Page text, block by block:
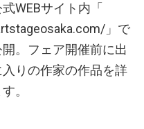
WEBサイト内「
」で
。フェア開催前に出
りの作家の作品を詳
。